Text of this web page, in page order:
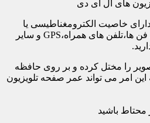
خاصیت الکترومغناطیسی یا
الکتریسیته ساکن هستند مانند فن ها،تلفن های همراه،GPS و سایر
را مختل کرده و بر روی حافظه
این امر می تواند عمر صفحه تلویزیون